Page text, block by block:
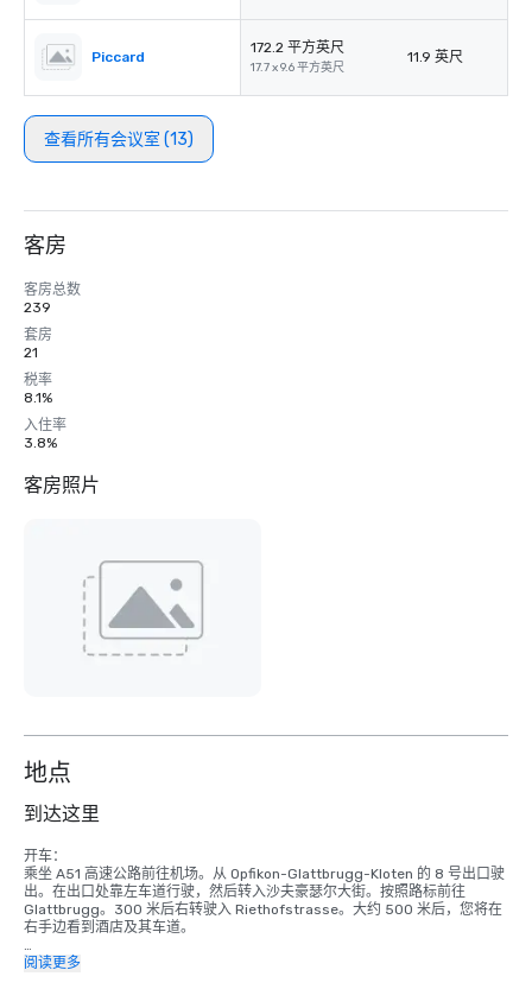
Piccard
172.2 平方英尺
17.7 x 9.6 平方英尺
11.9 英尺
查看所有会议室 (13)
客房
客房总数
239
套房
21
税率
8.1%
入住率
3.8%
客房照片
地点
到达这里
开车：
乘坐 A51 高速公路前往机场。从 Opfikon-Glattbrugg-Kloten 的 8 号出口驶
出。在出口处靠左车道行驶，然后转入沙夫豪瑟尔大街。按照路标前往
Glattbrugg。300 米后右转驶入 Riethofstrasse。大约 500 米后，您将在
右手边看到酒店及其车道。
乘火车：
阅读更多